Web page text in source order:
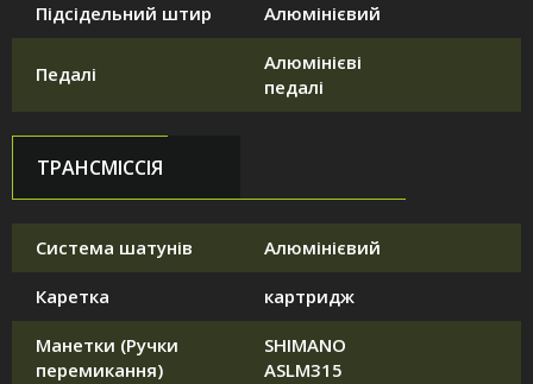
Підсідельний штир Алюмінієвий
Педалі
Алюмінієві
педалі
ТРАНСМІССІЯ
Система шатунів Алюмінієвий
Каретка картридж
Манетки (Ручки
перемикання)
SHIMANO
ASLM315